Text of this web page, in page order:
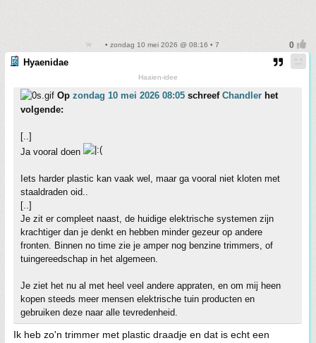
• zondag 10 mei 2026 @ 08:16 • 7
Hyaenidae
Haaien-idee
Op zondag 10 mei 2026 08:05 schreef Chandler het
volgende:
[..]
Ja vooral doen
Iets harder plastic kan vaak wel, maar ga vooral niet kloten met
staaldraden oid..
[..]
Je zit er compleet naast, de huidige elektrische systemen zijn
krachtiger dan je denkt en hebben minder gezeur op andere
fronten. Binnen no time zie je amper nog benzine trimmers, of
tuingereedschap in het algemeen.
Je ziet het nu al met heel veel andere appraten, en om mij heen
kopen steeds meer mensen elektrische tuin producten en
gebruiken deze naar alle tevredenheid.
Ik heb zo'n trimmer met plastic draadje en dat is echt een